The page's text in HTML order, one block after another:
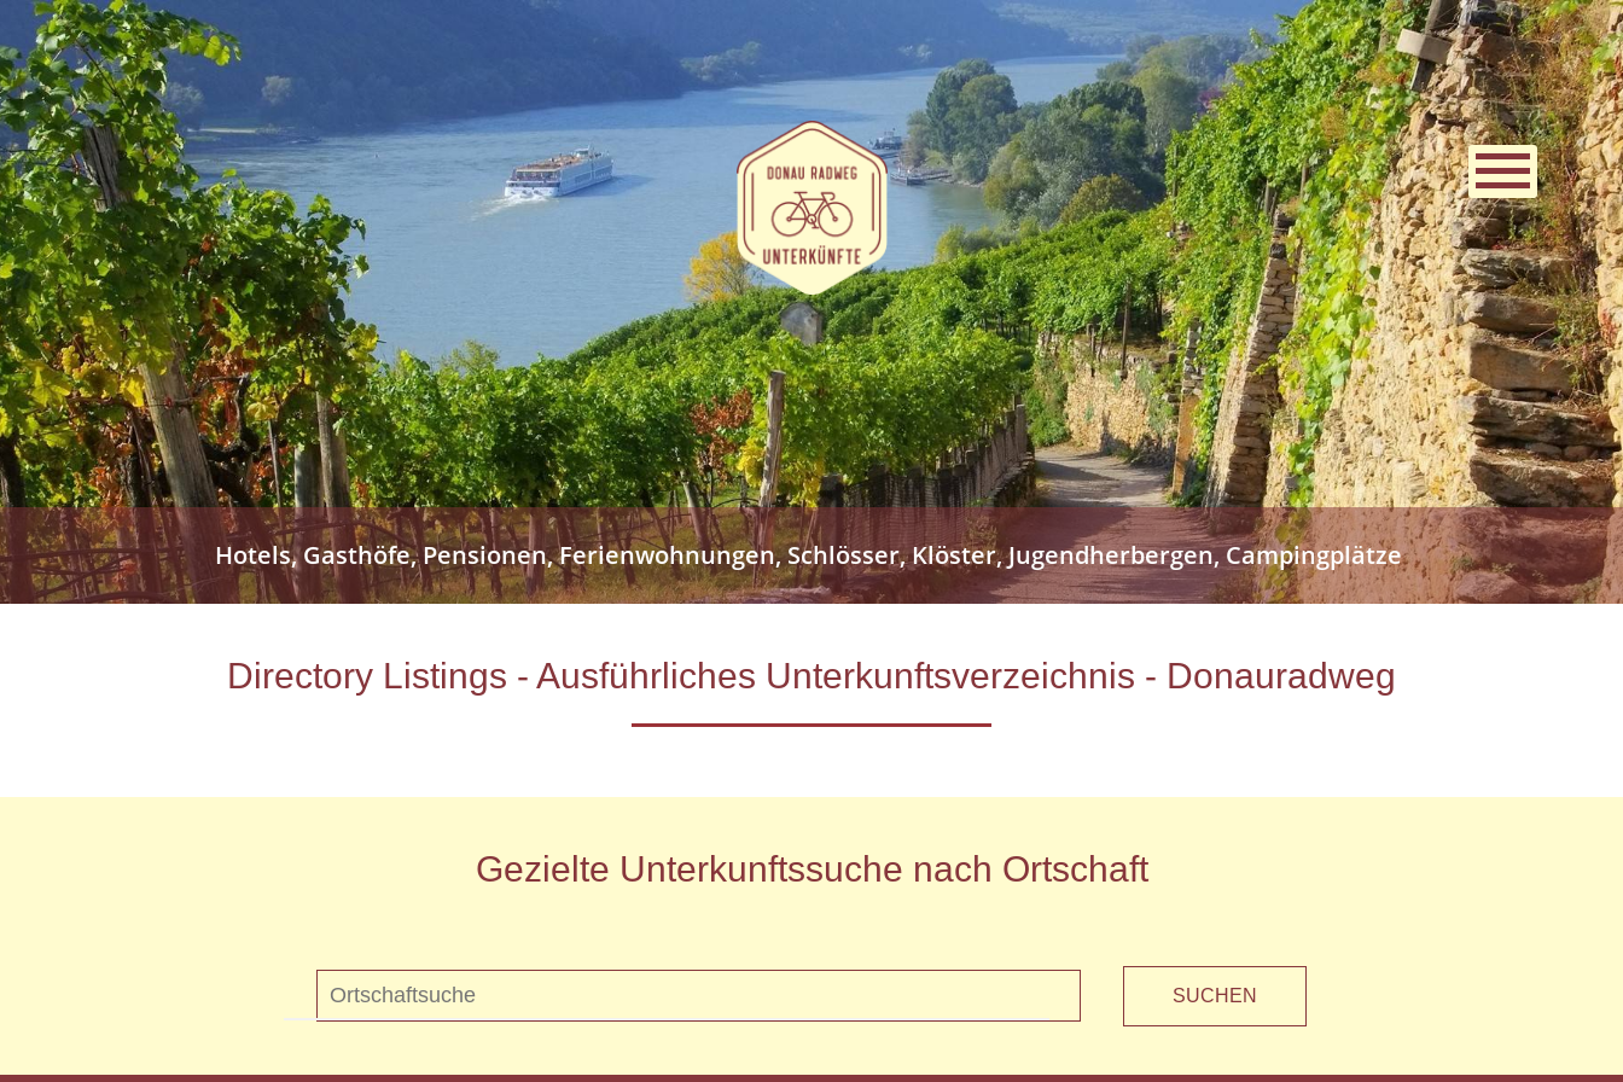
Hotels, Gasthöfe, Pensionen, Ferienwohnungen, Schlösser, Klöster, Jugendherbergen, Campingplätze
Directory Listings - Ausführliches Unterkunftsverzeichnis - Donauradweg
Gezielte Unterkunftssuche nach Ortschaft